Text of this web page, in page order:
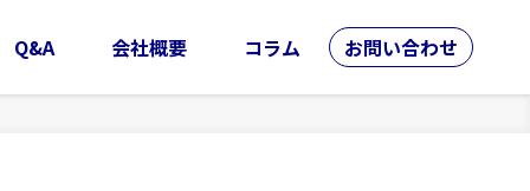
Q&A 会社概要 コラム お問い合わせ